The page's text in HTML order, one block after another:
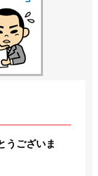
うございま